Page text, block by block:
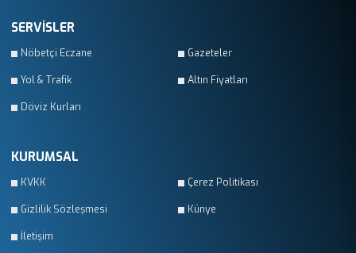
SERVİSLER
Nöbetçi Eczane Gazeteler
Yol & Trafik Altın Fiyatları
Döviz Kurları
KURUMSAL
KVKK Çerez Politikası
Gizlilik Sözleşmesi Künye
İletişim